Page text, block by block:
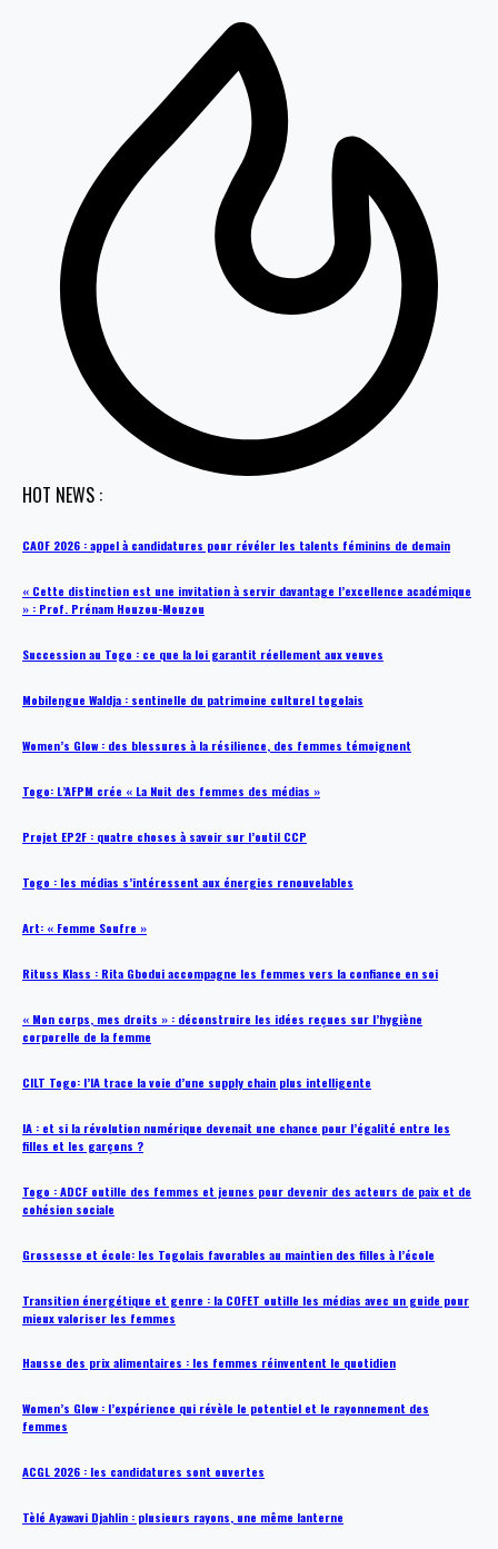
HOT NEWS :
CAOF 2026 : appel à candidatures pour révéler les talents féminins de demain
« Cette distinction est une invitation à servir davantage l’excellence académique
» : Prof. Prénam Houzou-Mouzou
Succession au Togo : ce que la loi garantit réellement aux veuves
Mobilengue Waldja : sentinelle du patrimoine culturel togolais
Women’s Glow : des blessures à la résilience, des femmes témoignent
Togo: L’AFPM crée « La Nuit des femmes des médias »
Projet EP2F : quatre choses à savoir sur l’outil CCP
Togo : les médias s’intéressent aux énergies renouvelables
Art: « Femme Soufre »
Rituss Klass : Rita Gbodui accompagne les femmes vers la confiance en soi
« Mon corps, mes droits » : déconstruire les idées reçues sur l’hygiène
corporelle de la femme
CILT Togo: l’IA trace la voie d’une supply chain plus intelligente
IA : et si la révolution numérique devenait une chance pour l’égalité entre les
filles et les garçons ?
Togo : ADCF outille des femmes et jeunes pour devenir des acteurs de paix et de
cohésion sociale
Grossesse et école: les Togolais favorables au maintien des filles à l’école
Transition énergétique et genre : la COFET outille les médias avec un guide pour
mieux valoriser les femmes
Hausse des prix alimentaires : les femmes réinventent le quotidien
Women’s Glow : l’expérience qui révèle le potentiel et le rayonnement des
femmes
ACGL 2026 : les candidatures sont ouvertes
Tèlé Ayawavi Djahlin : plusieurs rayons, une même lanterne